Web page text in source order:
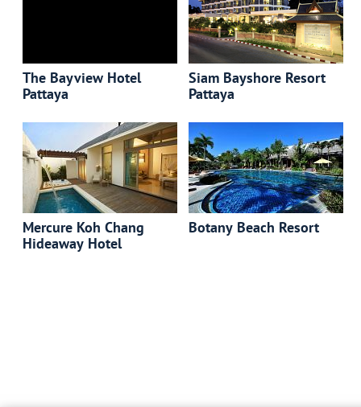
The Bayview Hotel
Pattaya
Siam Bayshore Resort
Pattaya
Mercure Koh Chang
Hideaway Hotel
Botany Beach Resort